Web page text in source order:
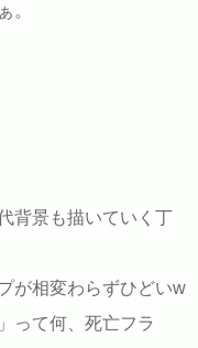
。
背景も描いていく丁
が相変わらずひどいw
って何、死亡フラ